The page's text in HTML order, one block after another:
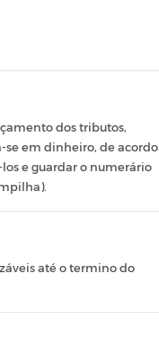
dos tributos,
se em dinheiro, de acordo
e guardar o numerário
até o termino do